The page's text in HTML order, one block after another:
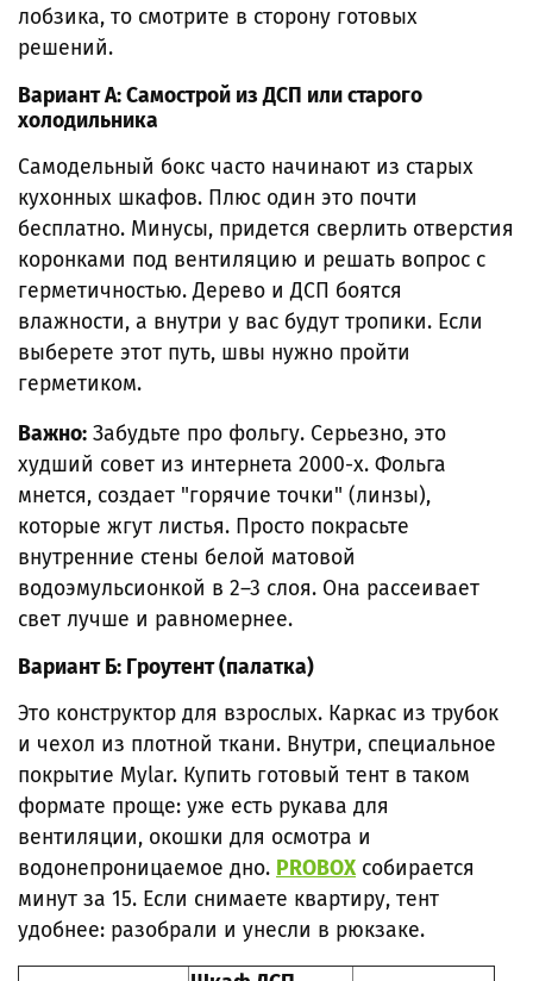
лобзика, то смотрите в сторону готовых
решений.
Вариант А: Самострой из ДСП или старого
холодильника
Самодельный бокс часто начинают из старых
кухонных шкафов. Плюс один это почти
бесплатно. Минусы, придется сверлить отверстия
коронками под вентиляцию и решать вопрос с
герметичностью. Дерево и ДСП боятся
влажности, а внутри у вас будут тропики. Если
выберете этот путь, швы нужно пройти
герметиком.
Важно: Забудьте про фольгу. Серьезно, это
худший совет из интернета 2000-х. Фольга
мнется, создает "горячие точки" (линзы),
которые жгут листья. Просто покрасьте
внутренние стены белой матовой
водоэмульсионкой в 2–3 слоя. Она рассеивает
свет лучше и равномернее.
Вариант Б: Гроутент (палатка)
Это конструктор для взрослых. Каркас из трубок
и чехол из плотной ткани. Внутри, специальное
покрытие Mylar. Купить готовый тент в таком
формате проще: уже есть рукава для
вентиляции, окошки для осмотра и
водонепроницаемое дно. PROBOX собирается
минут за 15. Если снимаете квартиру, тент
удобнее: разобрали и унесли в рюкзаке.